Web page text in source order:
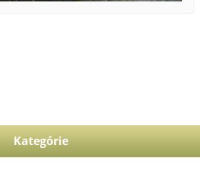
Kategórie